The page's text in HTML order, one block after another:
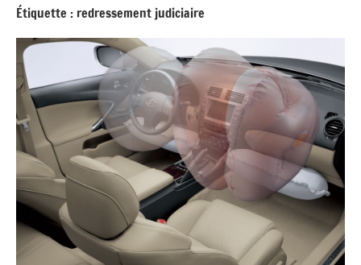
Étiquette : redressement judiciaire